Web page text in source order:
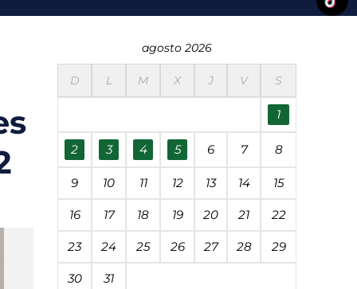
circular
circular
agosto 2026
D L M X J V S
1
2 3 4 5 6 7 8
9 10 11 12 13 14 15
16 17 18 19 20 21 22
23 24 25 26 27 28 29
30 31